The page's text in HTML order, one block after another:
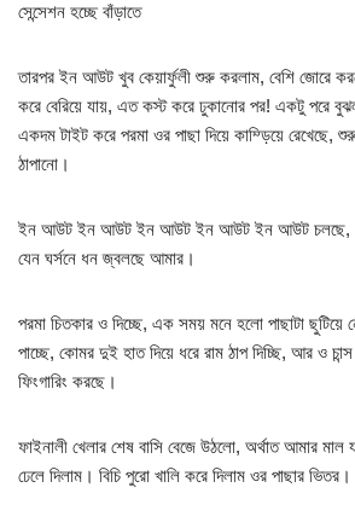
সেন্সেশন হচ্ছে বাঁড়াতে
তারপর ইন আউট খুব কেয়ার্ফুলী শুরু করলাম, বেশি জোরে
করে বেরিয়ে যায়, এত কস্ট করে ঢুকানোর পর! একটু পরে
একদম টাইট করে পরমা ওর পাছা দিয়ে কাম্ড়িয়ে রেখেছে,
ঠাপানো।
ইন আউট ইন আউট ইন আউট ইন আউট ইন আউট চলছে,
যেন ঘর্সনে ধন জ্বলছে আমার।
পরমা চিতকার ও দিচ্ছে, এক সময় মনে হলো পাছাটা ছুটিয়ে
পাচ্ছে, কোমর দুই হাত দিয়ে ধরে রাম ঠাপ দিচ্ছি, আর ও
ফিংগারিং করছে।
ফাইনালী খেলার শেষ বাসি বেজে উঠলো, অর্থাত আমার মাল
ঢেলে দিলাম। বিচি পুরো খালি করে দিলাম ওর পাছার ভিতর।